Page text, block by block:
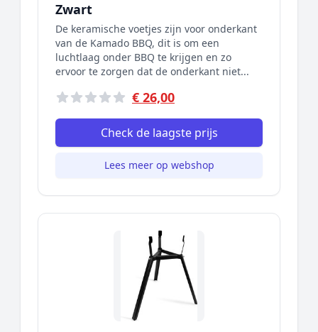
Zwart
De keramische voetjes zijn voor onderkant
van de Kamado BBQ, dit is om een
luchtlaag onder BBQ te krijgen en zo
ervoor te zorgen dat de onderkant niet...
€ 26,00
Check de laagste prijs
Lees meer op webshop